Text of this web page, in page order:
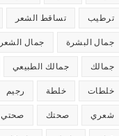
ترطيب تساقط الشعر
جمال البشرة جمال الشعر
جمالك جمالك الطبيعي
خلطات خلطة رجيم
شعري صحتك صحتي